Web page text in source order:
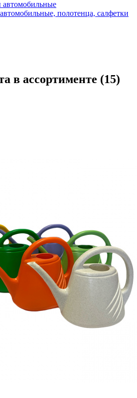
полотенца, салфетки
в ассортименте (15)